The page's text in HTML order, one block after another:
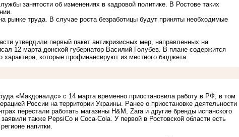
занятости об изменениях в кадровой политике. В Ростове таких
рынке труда. В случае роста безработицы будут приняты необходимые
утвердили первый пакет антикризисных мер, направленных на
12 марта донской губернатор Василий Голубев. В плане содержится
которые профинансируют из местного бюджета.
«Макдоналдс» с 14 марта временно приостановила работу в РФ, в том
России на территории Украины. Ранее о приостановке деятельности
перестали работать магазины H&M, Zara и другие бренды испанского
также PepsiCo и Coca-Cola. У первой в Ростовской области есть
напитки.